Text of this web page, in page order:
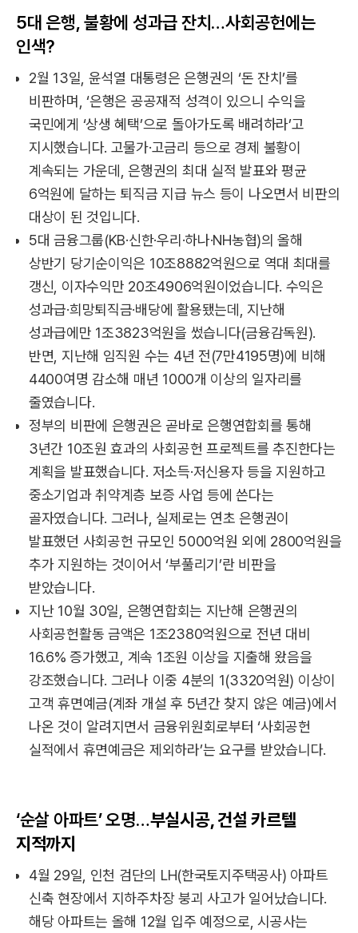
5대 은행, 불황에 성과급 잔치…사회공헌에는
인색?
2월 13일, 윤석열 대통령은 은행권의 ‘돈 잔치’를
비판하며, ‘은행은 공공재적 성격이 있으니 수익을
국민에게 ‘상생 혜택’으로 돌아가도록 배려하라’고
지시했습니다. 고물가·고금리 등으로 경제 불황이
계속되는 가운데, 은행권의 최대 실적 발표와 평균
6억원에 달하는 퇴직금 지급 뉴스 등이 나오면서 비판의
대상이 된 것입니다.
5대 금융그룹(KB·신한·우리·하나·NH농협)의 올해
상반기 당기순이익은 10조8882억원으로 역대 최대를
갱신, 이자수익만 20조4906억원이었습니다. 수익은
성과급·희망퇴직금·배당에 활용됐는데, 지난해
성과급에만 1조3823억원을 썼습니다(금융감독원).
반면, 지난해 임직원 수는 4년 전(7만4195명)에 비해
4400여명 감소해 매년 1000개 이상의 일자리를
줄였습니다.
정부의 비판에 은행권은 곧바로 은행연합회를 통해
3년간 10조원 효과의 사회공헌 프로젝트를 추진한다는
계획을 발표했습니다. 저소득·저신용자 등을 지원하고
중소기업과 취약계층 보증 사업 등에 쓴다는
골자였습니다. 그러나, 실제로는 연초 은행권이
발표했던 사회공헌 규모인 5000억원 외에 2800억원을
추가 지원하는 것이어서 ‘부풀리기’란 비판을
받았습니다.
지난 10월 30일, 은행연합회는 지난해 은행권의
사회공헌활동 금액은 1조2380억원으로 전년 대비
16.6% 증가했고, 계속 1조원 이상을 지출해 왔음을
강조했습니다. 그러나 이중 4분의 1(3320억원) 이상이
고객 휴면예금(계좌 개설 후 5년간 찾지 않은 예금)에서
나온 것이 알려지면서 금융위원회로부터 ‘사회공헌
실적에서 휴면예금은 제외하라’는 요구를 받았습니다.
‘순살 아파트’ 오명…부실시공, 건설 카르텔
지적까지
4월 29일, 인천 검단의 LH(한국토지주택공사) 아파트
신축 현장에서 지하주차장 붕괴 사고가 일어났습니다.
해당 아파트는 올해 12월 입주 예정으로, 시공사는